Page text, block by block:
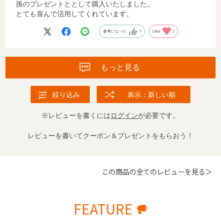
孫のプレゼントととして購入いたしました。
とても喜んで活用してくれています。
参考になった 0 Like! 2
もっと見る
絞り込み 表示：新しい順
※レビューを書くにはログインが必要です。
レビューを書いてクーポン＆プレゼントをもらおう！
この商品の全てのレビューを見る＞
FEATURE